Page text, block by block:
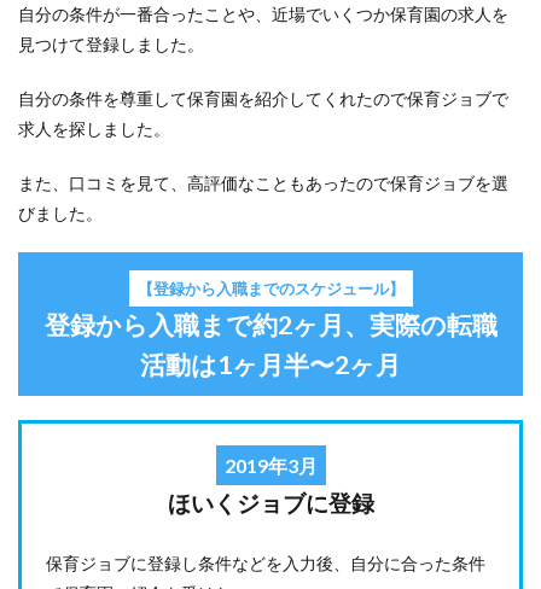
あっ
たた
3
【ほ
ブに
登録
めた
近場
でい
の求
4
自分の条件が一番合ったことや、近場でいくつか保育園の求人を
見つけて登録しました。
自分の条件を尊重して保育園を紹介してくれたので保育ジョブで
求人を探しました。
また、口コミを見て、高評価なこともあったので保育ジョブを選
びました。
【登録から入職までのスケジュール】
登録から入職まで約2ヶ月、実際の転職
活動は1ヶ月半〜2ヶ月
2019年3月
ほいくジョブに登録
保育ジョブに登録し条件などを入力後、自分に合った条件